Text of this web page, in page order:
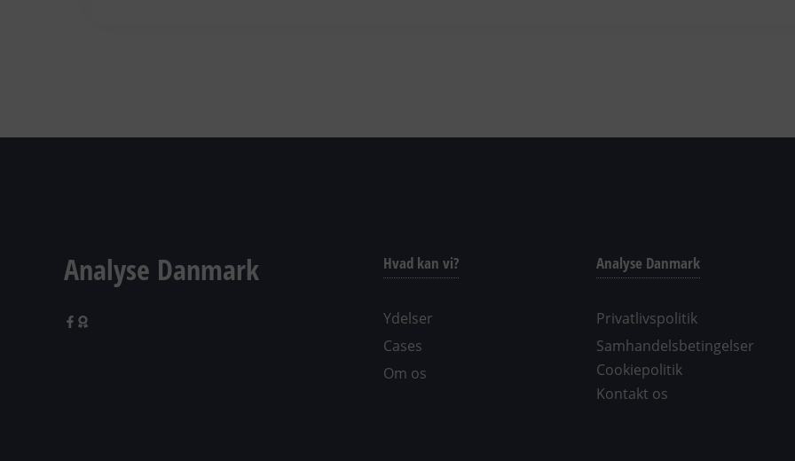
Analyse Danmark Hvad kan vi?
Ydelser
Cases
Om os
Analyse Danmark
Privatlivspolitik
Samhandelsbetingelser
Cookiepolitik
Kontakt os